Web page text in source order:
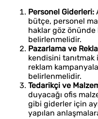
Personel Giderleri:
bütçe, personel
haklar göz
belirlenmelidir.
Pazarlama ve
kendisini tanıtmak
reklam
belirlenmelidir.
Tedarikçi ve
duyacağı ofis
gibi giderler için
yapılan